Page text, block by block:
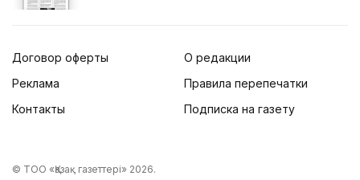
Договор оферты
Реклама
Контакты
О редакции
Правила перепечатки
Подписка на газету
© ТОО «Қазақ газеттері» 2026.